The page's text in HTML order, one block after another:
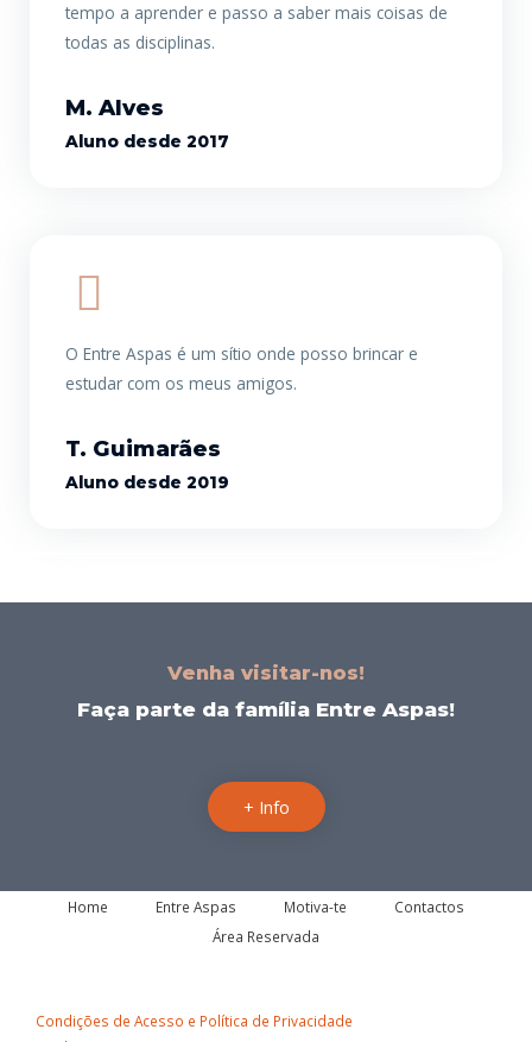
tempo a aprender e passo a saber mais coisas de
todas as disciplinas.
M. Alves
Aluno desde 2017
O Entre Aspas é um sítio onde posso brincar e
estudar com os meus amigos.
T. Guimarães
Aluno desde 2019
Venha visitar-nos!
Faça parte da família Entre Aspas!
+ Info
Home Entre Aspas Motiva-te
Contactos
Área Reservada
Condições de Acesso e Política de Privacidade